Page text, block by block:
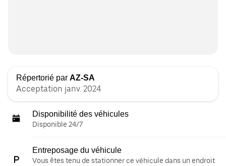
Répertorié par AZ-SA
Acceptation janv. 2024
Disponibilité des véhicules
Disponible 24/7
Entreposage du véhicule
Vous êtes tenu de stationner ce véhicule dans un endroit